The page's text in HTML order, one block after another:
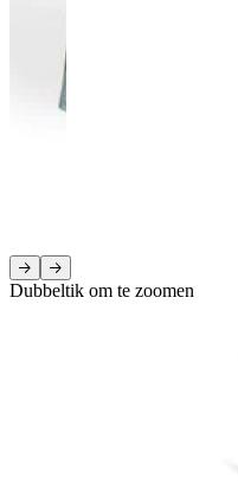
Dubbeltik om te zoomen